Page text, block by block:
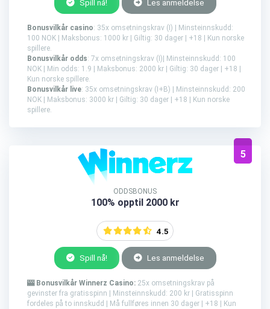
Spill nå! Les anmeldelse
Bonusvilkår casino: 35x omsetningskrav (I) | Minsteinnskudd:
100 NOK | Maksbonus: 1000 kr | Giltig: 30 dager | +18 | Kun norske
spillere.
Bonusvilkår odds: 7x omsetningskrav (I)| Minsteinnskudd: 100
NOK | Min odds: 1.9 | Maksbonus: 2000 kr | Giltig: 30 dager | +18 |
Kun norske spillere.
Bonusvilkår live: 35x omsetningskrav (I+B) | Minsteinnskudd: 200
NOK | Maksbonus: 3000 kr | Giltig: 30 dager | +18 | Kun norske
spillere.
5
ODDSBONUS
100% opptil 2000 kr
4.5
Spill nå! Les anmeldelse
🎰 Bonusvilkår Winnerz Casino: 25x omsetningskrav på
gevinster fra gratisspinn | Minsteinnskudd: 200 kr | Gratisspinn
fordeles på to innskudd | Må fullføres innen 30 dager | +18 | Kun